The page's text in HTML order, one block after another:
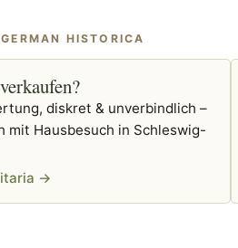
HISTORICA
diskret & unverbindlich –
mit Hausbesuch in Schleswig-
→